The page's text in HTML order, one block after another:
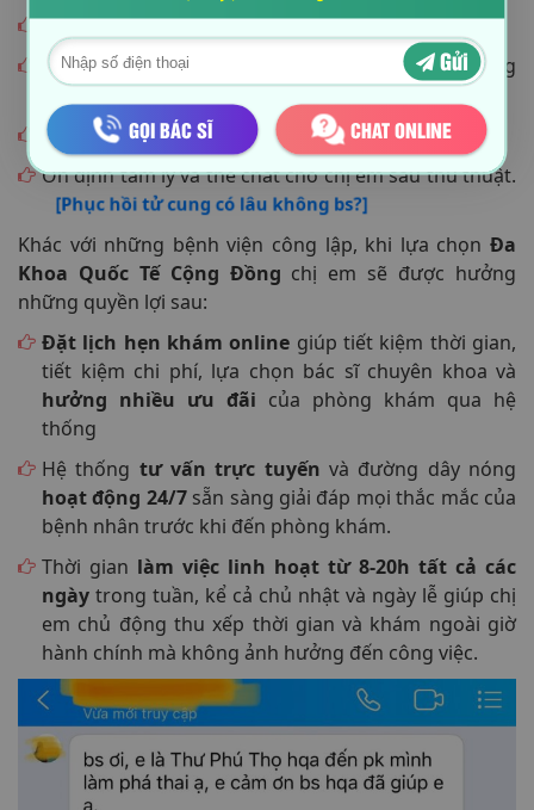
Giúp tử cung nhanh chóng được khôi phục như cũ.
Kích thích lại chức năng rụng trứng của buồng
trứng.
Thúc đẩy sản dịch ra khỏi cơ thể.
Ổn định tâm lý và thể chất cho chị em sau thủ thuật.
[Phục hồi tử cung có lâu không bs?]
Khác với những bệnh viện công lập, khi lựa chọn Đa
Khoa Quốc Tế Cộng Đồng chị em sẽ được hưởng
những quyền lợi sau:
Đặt lịch hẹn khám online giúp tiết kiệm thời gian,
tiết kiệm chi phí, lựa chọn bác sĩ chuyên khoa và
hưởng nhiều ưu đãi của phòng khám qua hệ
thống
Hệ thống tư vấn trực tuyếnvà đường dây nóng
hoạt động 24/7 sẵn sàng giải đáp mọi thắc mắc của
bệnh nhân trước khi đến phòng khám.
Thời gian làm việc linh hoạt từ 8-20h tất cả các
ngày trong tuần, kể cả chủ nhật và ngày lễ giúp chị
em chủ động thu xếp thời gian và khám ngoài giờ
hành chính mà không ảnh hưởng đến công việc.
Gửi
GỌI BÁC SĨ CHAT ONLINE